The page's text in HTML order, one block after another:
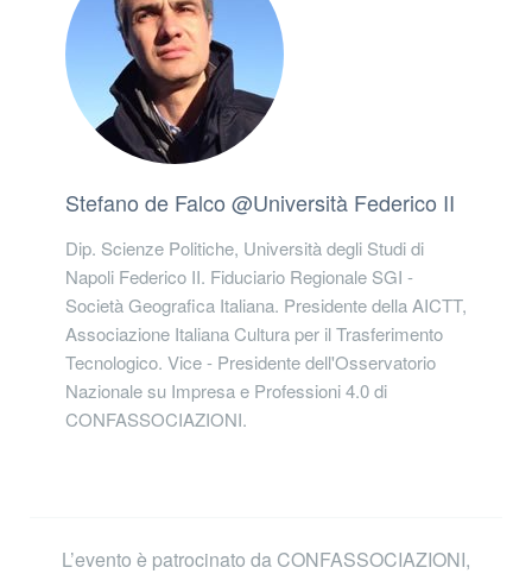
Stefano de Falco @Università Federico II
Dip. Scienze Politiche, Università degli Studi di
Napoli Federico II. Fiduciario Regionale SGI -
Società Geografica Italiana. Presidente della AICTT,
Associazione Italiana Cultura per il Trasferimento
Tecnologico. Vice - Presidente dell'Osservatorio
Nazionale su Impresa e Professioni 4.0 di
CONFASSOCIAZIONI.
L’evento è patrocinato da CONFASSOCIAZIONI,